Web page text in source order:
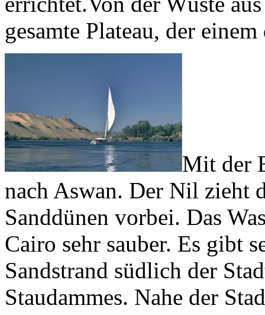
gesamte Plateau, der
Mit der
nach Aswan. Der Nil zieht
Sanddünen vorbei. Das
Cairo sehr sauber. Es gibt
Sandstrand südlich der
Staudammes. Nahe der